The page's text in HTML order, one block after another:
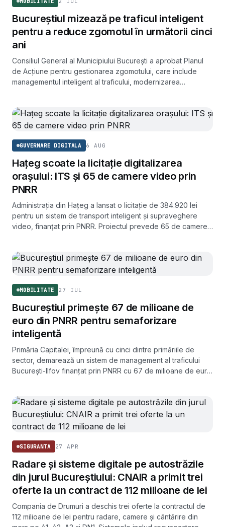
Bucureștiul mizează pe traficul inteligent
pentru a reduce zgomotul în următorii cinci
ani
Consiliul General al Municipiului București a aprobat Planul
de Acțiune pentru gestionarea zgomotului, care include
managementul inteligent al traficului, modernizarea
GUVERNARE DIGITALA 6 AUG
Hațeg scoate la licitație digitalizarea
orașului: ITS și 65 de camere video prin
PNRR
Administrația din Hațeg a lansat o licitație de 384.920 lei
pentru un sistem de transport inteligent și supraveghere
video, finanțat prin PNRR. Proiectul prevede 65 de camere
MOBILITATE 27 IUL
Bucureștiul primește 67 de milioane de
euro din PNRR pentru semaforizare
inteligentă
Primăria Capitalei, împreună cu cinci dintre primăriile de
sector, demarează un sistem de management al traficului
București-Ilfov finanțat prin PNRR cu 67 de milioane de euro.
SIGURANTA 27 APR
Radare și sisteme digitale pe autostrăzile
din jurul Bucureștiului: CNAIR a primit trei
oferte la un contract de 112 milioane de lei
Compania de Drumuri a deschis trei oferte la contractul de
112 milioane de lei pentru radare, camere și cântărire din